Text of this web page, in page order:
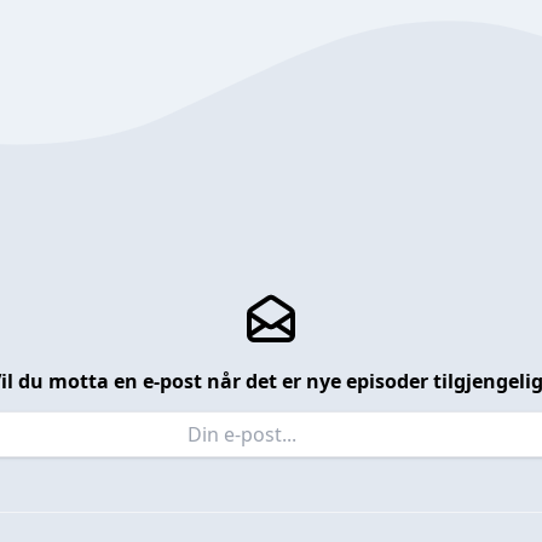
du motta en e-post når det er nye episoder